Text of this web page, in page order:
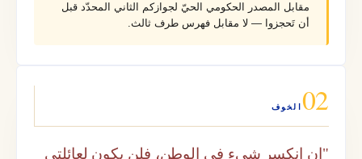
مقابل المصدر الحكومي الحيّ لجوازكم الثاني المحدّد قبل
أن تَحجزوا — لا مقابل فهرس طرف ثالث.
02 الخوف
"إن انكسر شيء في الوطن، فلن يكون لعائلتي